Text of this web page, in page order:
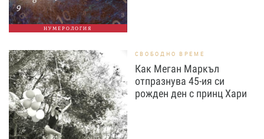
НУМЕРОЛОГИЯ
СВОБОДНО ВРЕМЕ
Как Меган Маркъл
отпразнува 45-ия си
рожден ден с принц Хари